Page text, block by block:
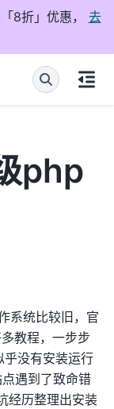
8折」优惠， 去
php
系统比较旧，官
教程，一步步
乎没有安装运行
遇到了致命错
经历整理出安装